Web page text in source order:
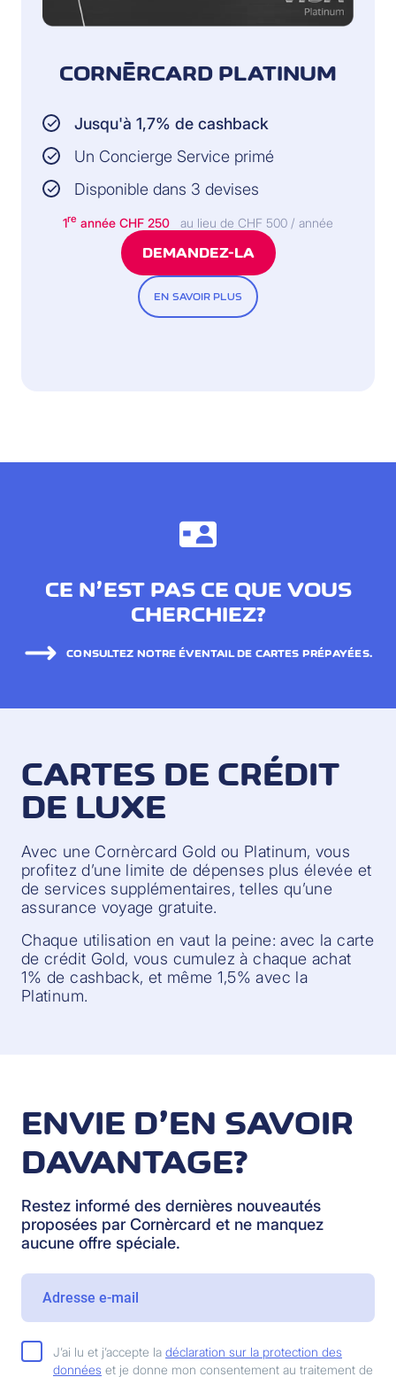
CORNÈRCARD PLATINUM
Jusqu'à 1,7% de cashback
Un Concierge Service primé
Disponible dans 3 devises
1re année CHF 250 au lieu de CHF 500 / année
DEMANDEZ-LA
EN SAVOIR PLUS
CE N’EST PAS CE QUE VOUS
CHERCHIEZ?
CONSULTEZ NOTRE ÉVENTAIL DE CARTES PRÉPAYÉES.
CARTES DE CRÉDIT
DE LUXE
Avec une Cornèrcard Gold ou Platinum, vous
profitez d’une limite de dépenses plus élevée et
de services supplémentaires, telles qu’une
assurance voyage gratuite.
Chaque utilisation en vaut la peine: avec la carte
de crédit Gold, vous cumulez à chaque achat
1% de cashback, et même 1,5% avec la
Platinum.
ENVIE D’EN SAVOIR
DAVANTAGE?
Restez informé des dernières nouveautés
proposées par Cornèrcard et ne manquez
aucune offre spéciale.
J’ai lu et j’accepte la déclaration sur la protection des
données et je donne mon consentement au traitement de